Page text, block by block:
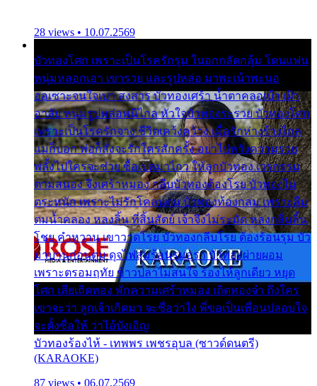
28 views • 10.07.2569
บัวทองโศก เพราะเป็นโรครักรุม ในอกกลัดกลุ้ม โดนแฟน
หนุ่มหลอกเอา เขารวย และรูปหล่อ มาพะเน้าพะนอ
ออเซาะจนใจเบา สงสาร บัวทองเศร้า น้ำตาคลอเบ้า เฝ้า
อาลัย หนุ่มรูปหล่อหนีไกล หัวใจบัวทองระรวย บัวทองโศก
เพราะเป็นโรครักจาง ชีวิตเคว้งคว้าง เมื่อรักห่างร้างไกล
แม่ก็บอก พ่อก็สั่งจะรักใครสักครั้ง อย่าไปหวังความรวย
พลั้งไปใครจะช่วย ซื้อเปลมาไกว ให้ลูกบัวทอง เวรกรรม
ตามสนอง จึงเศร้าหมอง กลีบบัวทองต้องโรย บัวทองไม่
ตระหนัก เพราะไม่รักโคลนตม บัวทองท้องกลม เพราะลืม
ตมน้ำคลอง หลงลิ้น ที่สิ้นสัตย์ เจ้าจึงไม่ระมัด หลงกลิ่นลิ้น
โชย คำหวาน เขาวาดโรย บัวทองกลีบโรย ต้องร้อนรุม บัว
มาบานก่อนตูม ดุจไฟสุมร้อนรุมอุรา บัวทองผ่ายผอม
เพราะตรอมฤทัย ข้าวปลาไม่สนใจ ร้องไห้ลูกเดียว หยุด
โศก เสียเถิดทอง พักความเศร้าหมอง เถิดทองจ๋า ถึงใคร
เขาจะว่า ลูกเจ้าเกิดมา จะชื่อว่าไง พี่ขอเป็นเพื่อนปลอบใจ
จะตั้งชื่อให้ ว่าไอ้บังเอิญ
บัวทองร้องไห้ - เทพพร เพชรอุบล (ซาวด์ดนตรี)
(KARAOKE)
87 views • 06.07.2569